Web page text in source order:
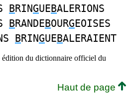
BRINGUEBALERIONS
BRANDEBOURGEOISES
BRINGUEBALERAIENT
du dictionnaire officiel du
Haut de page